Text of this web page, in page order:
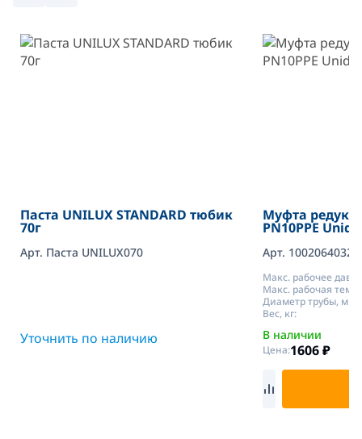
Паста UNILUX STANDARD тюбик
70г
Арт. Паста UNILUX070
Уточнить по наличию
Муфта
PN10PPE
Арт. 1002064032
Макс. рабочее
Макс. рабочая
Диаметр трубы, мм:
Вес, кг:
В наличии
Цена:1606₽